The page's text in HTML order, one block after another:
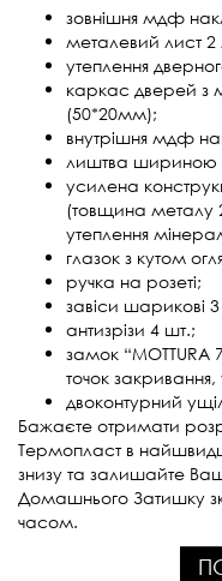
зовнішня мдф
металевий лист
утеплення
каркас дверей з
(50*20мм);
внутрішня мдф
лиштва шириною
усилена
(товщина металу
утеплення
глазок з кутом
ручка на розеті;
завіси шарикові
антизрізи 4 шт.;
замок “MOTTURA
точок
двоконтурний
Бажаєте отримати
Термопласт в
знизу та залишайте
Домашнього Затишку
часом.